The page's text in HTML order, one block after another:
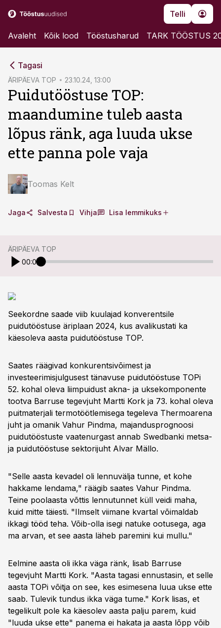
Telli
Avaleht Kõik lood Tööstusharud TARK TÖÖSTUS
Tagasi
ÄRIPÄEVA TOP 23.10.24, 13:00
Puidutööstuse TOP:
maandumine tuleb aasta
lõpus ränk, aga luuda ukse
ette panna pole vaja
Toomas Kelt
Jaga Salvesta Vihja Lisa lemmikuks
ÄRIPÄEVA TOP
00:00
Seekordne saade viib kuulajad konverentsile
puidutööstuse äriplaan 2024, kus avalikustati ka
käesoleva aasta puidutööstuse TOP.
Saates räägivad konkurentsivõimest ja
investeerimisjulgusest tänavuse puidutööstuse TOPi
52. kohal oleva liimpuidust akna- ja uksekomponente
tootva Barruse tegevjuht Martti Kork ja 73. kohal oleva
puitmaterjali termotöötlemisega tegeleva Thermoarena
juht ja omanik Vahur Pindma, majandusprognoosi
puidutööstuste vaatenurgast annab Swedbanki metsa-
ja puidutööstuse sektorijuht Alvar Mällo.
"Selle aasta kevadel oli lennuvälja tunne, et kohe
hakkame lendama," räägib saates Vahur Pindma.
Teine poolaasta võttis lennutunnet küll veidi maha,
kuid mitte täiesti. "Ilmselt viimane kvartal võimaldab
ikkagi tööd teha. Võib-olla isegi natuke ootusega, aga
ma arvan, et see aasta läheb paremini kui mullu."
Eelmine aasta oli ikka väga ränk, lisab Barruse
tegevjuht Martti Kork. "Aasta tagasi ennustasin, et selle
aasta TOPi võitja on see, kes esimesena luua ukse ette
saab. Tulevik tundus ikka väga tume." Kork lisas, et
tegelikult pole ka käesolev aasta palju parem, kuid
"luuda ukse ette" panema ei hakata ja aasta lõpp võib